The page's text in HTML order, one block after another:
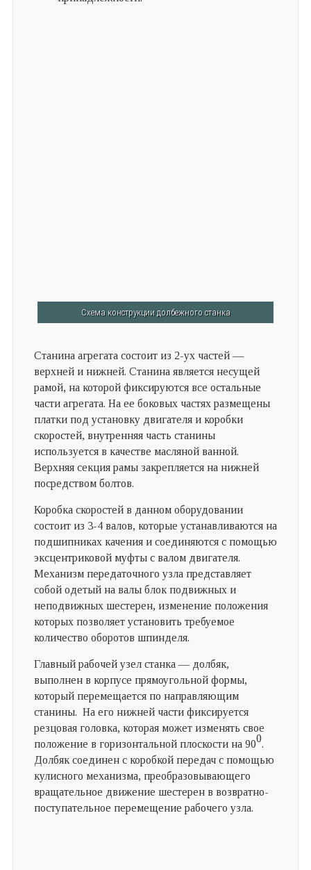
Схема конструкции долбежного станка
Станина агрегата состоит из 2-ух частей —
верхней и нижней. Станина является несущей
рамой, на которой фиксируются все остальные
части агрегата. На ее боковых частях размещены
платки под установку двигателя и коробки
скоростей, внутренняя часть станины
используется в качестве масляной ванной.
Верхняя секция рамы закрепляется на нижней
посредством болтов.
Коробка скоростей в данном оборудовании
состоит из 3-4 валов, которые устанавливаются на
подшипниках качения и соединяются с помощью
эксцентриковой муфты с валом двигателя.
Механизм передаточного узла представляет
собой одетый на валы блок подвижных и
неподвижных шестерен, изменение положения
которых позволяет установить требуемое
количество оборотов шпинделя.
Главный рабочей узел станка — долбяк,
выполнен в корпусе прямоугольной формы,
который перемещается по направляющим
станины. На его нижней части фиксируется
резцовая головка, которая может изменять свое
положение в горизонтальной плоскости на 900.
Долбяк соединен с коробкой передач с помощью
кулисного механизма, преобразовывающего
вращательное движение шестерен в возвратно-
поступательное перемещение рабочего узла.